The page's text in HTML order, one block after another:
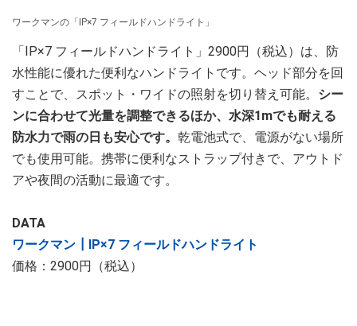
ワークマンの「IP×7 フィールドハンドライト」
「IP×7 フィールドハンドライト」2900円（税込）は、防
水性能に優れた便利なハンドライトです。ヘッド部分を回
すことで、スポット・ワイドの照射を切り替え可能。 シー
ンに合わせて光量を調整できるほか、水深1mでも耐える
防水力で雨の日も安心です。 乾電池式で、電源がない場所
でも使用可能。携帯に便利なストラップ付きで、アウトド
アや夜間の活動に最適です。
DATA
ワークマン┃IP×7 フィールドハンドライト
価格：2900円（税込）